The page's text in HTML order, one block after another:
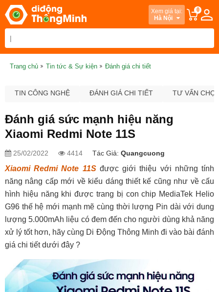
Xem giá tại:
Hà Nội
0
Trang chủ Tin tức & Sự kiện Đánh giá chi tiết
TIN CÔNG NGHỆ ĐÁNH GIÁ CHI TIẾT TƯ VẤN
Đánh giá sức mạnh hiệu năng
Xiaomi Redmi Note 11S
25/02/2022 4414 Tác Giả: Quangcuong
Xiaomi Redmi Note 11Sđược giới thiệu với những tính
năng nâng cấp mới về kiểu dáng thiết kế cũng như về cấu
hình hiệu năng khi được trang bị con chip MediaTek Helio
G96 thế hệ mới mạnh mẽ cùng thời lượng Pin dài với dung
lượng 5.000mAh liệu có đem đến cho người dùng khả năng
xử lý tốt hơn, hãy cùng Di Động Thông Minh đi vào bài đánh
giá chi tiết dưới đây ?